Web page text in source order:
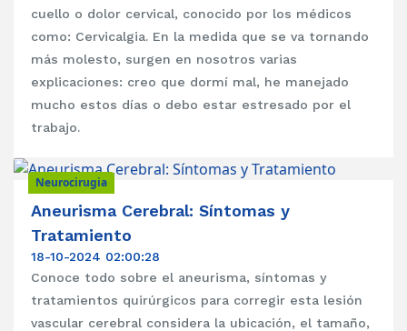
cuello o dolor cervical, conocido por los médicos
como: Cervicalgia. En la medida que se va tornando
más molesto, surgen en nosotros varias
explicaciones: creo que dormí mal, he manejado
mucho estos días o debo estar estresado por el
trabajo.
Neurocirugia
Aneurisma Cerebral: Síntomas y
Tratamiento
18-10-2024 02:00:28
Conoce todo sobre el aneurisma, síntomas y
tratamientos quirúrgicos para corregir esta lesión
vascular cerebral considera la ubicación, el tamaño,